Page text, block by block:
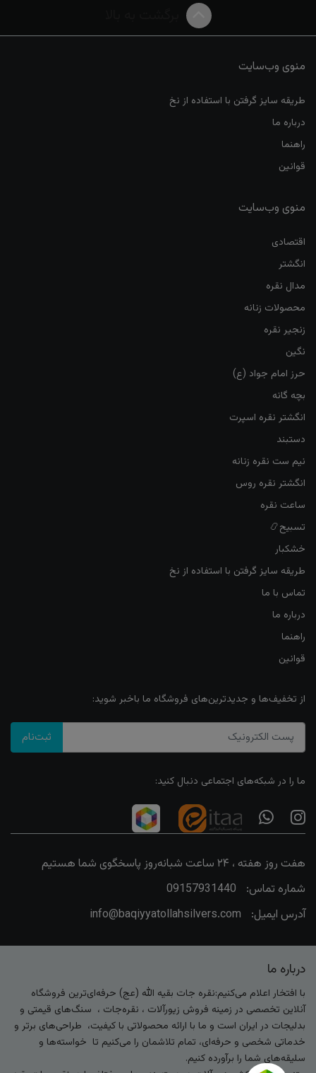
منوی وب‌سایت
طریقه سایز گرفتن با استفاده از نخ
درباره ما
راهنما
قوانین
منوی وب‌سایت
اقتصادی
انگشتر
مدال نقره
محصولات زنانه
زنجیر نقره
نگین
حرز امام جواد (ع)
بچه گانه
انگشتر نقره اسپرت
دستبند
نیم ست نقره زنانه
انگشتر نقره روس
ساعت نقره
تسبیح📿
خشکبار
طریقه سایز گرفتن با استفاده از نخ
تماس با ما
درباره ما
راهنما
قوانین
از تخفیف‌ها و جدیدترین‌های فروشگاه ما باخبر شوید:
ثبت‌نام
ما را در شبکه‌های اجتماعی دنبال کنید:
هفت روز هفته ، ۲۴ ساعت شبانه‌روز پاسخگوی شما هستیم
شماره تماس:
09157931440
آدرس ایمیل:
info@baqiyyatollahsilvers.com
درباره ما
با افتخار اعلام می‌کنیم:نقره جات بقیه الله (عج) حرفه‌ای‌ترین فروشگاه
آنلاین تخصصی در زمینه فروش زیورآلات ، نقره‌جات ، سنگ‌های قیمتی و
بدلیجات در ایران است و ما با ارائه محصولاتی با کیفیت، طراحی‌های برتر و
خدماتی شخصی و حرفه‌ای، تمام تلاشمان را می‌کنیم تا خواسته‌ها و
سلیقه‌های شما را برآورده کنیم.